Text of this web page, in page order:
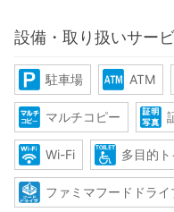
設備・取り扱いサー
駐車場 ATM
マルチコピー
Wi-Fi 多目的ト
ファミマフードドライ